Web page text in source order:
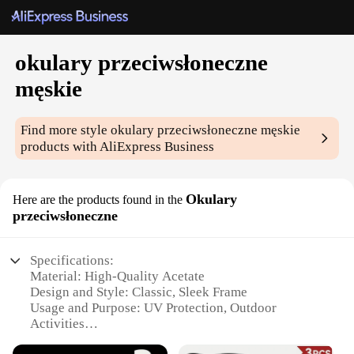
okulary przeciwsłoneczne
męskie
Find more styleokulary przeciwsłoneczne męskie
products with AliExpress Business
Here are the products found in the Okulary
przeciwsłoneczne
Specifications:
Material: High-Quality Acetate
Design and Style: Classic, Sleek Frame
Usage and Purpose: UV Protection, Outdoor
Activities